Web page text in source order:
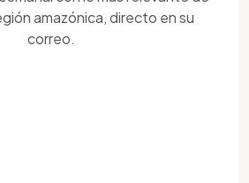
amazónica, directo en su
correo.